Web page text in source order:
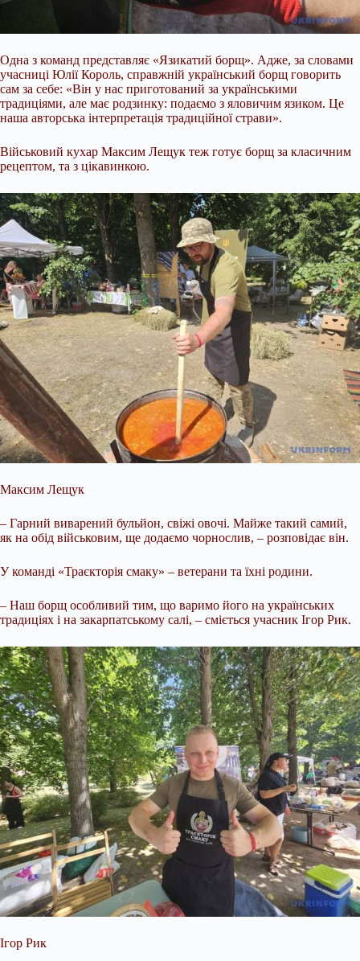
Одна з команд представляє «Язикатий борщ». Адже, за словами
учасниці Юлії Король, справжній український борщ говорить
сам за себе: «Він у нас приготований за українськими
традиціями, але має родзинку: подаємо з яловичим язиком. Це
наша авторська інтерпретація традиційної страви».
Військовий кухар Максим Лещук теж готує борщ за класичним
рецептом, та з цікавинкою.
Максим Лещук
– Гарний виварений бульйон, свіжі овочі. Майже такий самий,
як на обід військовим, ще додаємо чорнослив, – розповідає він.
У команді «Траєкторія смаку» – ветерани та їхні родини.
– Наш борщ особливий тим, що варимо його на українських
традиціях і на закарпатському салі, – сміється учасник Ігор Рик.
Ігор Рик